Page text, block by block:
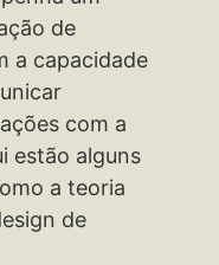
de
a capacidade
com a
estão alguns
a teoria
de